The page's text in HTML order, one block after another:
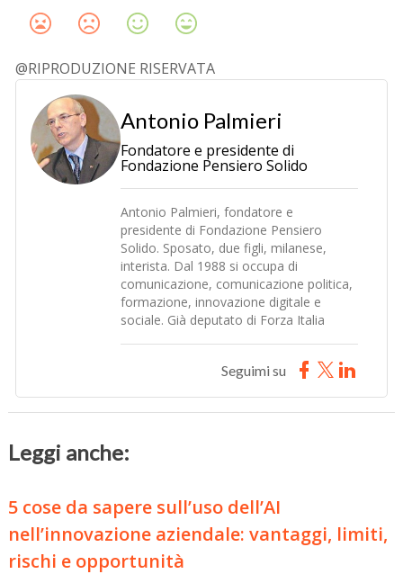
@RIPRODUZIONE RISERVATA
Antonio Palmieri
Fondatore e presidente di
Fondazione Pensiero Solido
Antonio Palmieri, fondatore e
presidente di Fondazione Pensiero
Solido. Sposato, due figli, milanese,
interista. Dal 1988 si occupa di
comunicazione, comunicazione politica,
formazione, innovazione digitale e
sociale. Già deputato di Forza Italia
Seguimi su
Leggi anche:
5 cose da sapere sull’uso dell’AI
nell’innovazione aziendale: vantaggi, limiti,
rischi e opportunità